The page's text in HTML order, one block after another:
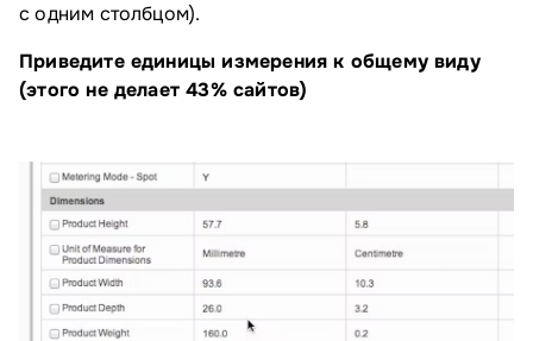
с одним столбцом).
Приведите единицы измерения к общему виду
(этого не делает 43% сайтов)